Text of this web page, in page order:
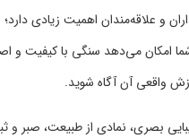
و علاقه‌مندان اهمیت زیادی
امکان می‌دهد سنگی با کیفیت و
واقعی آن آگاه شوید.
بصری، نمادی از طبیعت، صبر و